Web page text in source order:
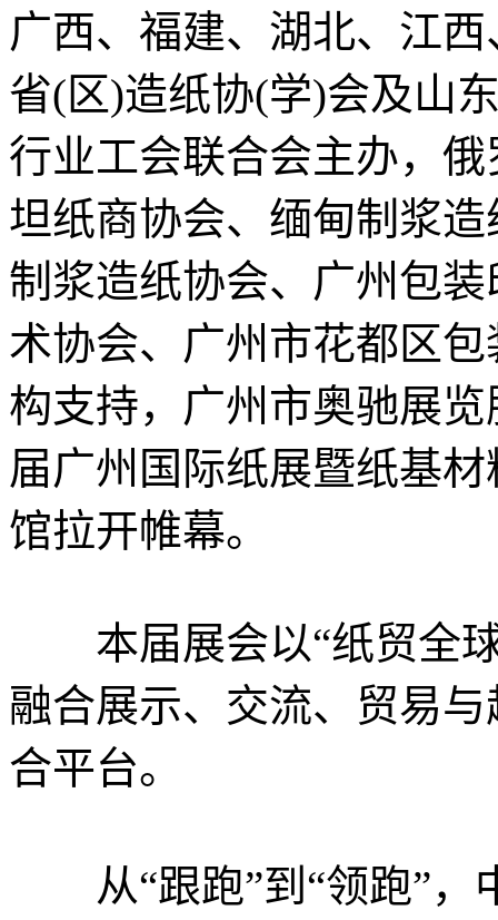
广西、福建、湖北、江
省(区)造纸协(学)会及山
行业工会联合会主办，
坦纸商协会、缅甸制浆
制浆造纸协会、广州包
术协会、广州市花都区
构支持，广州市奥驰展
届广州国际纸展暨纸基
馆拉开帷幕。
本届展会以“纸贸全球
融合展示、交流、贸易
合平台。
从“跟跑”到“领跑”，